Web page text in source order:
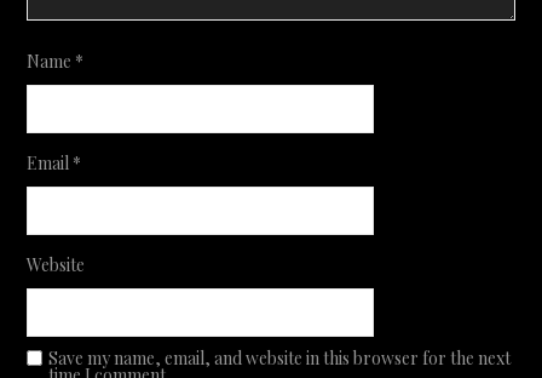
Name *
Email *
Website
Save my name, email, and website in this browser for the next